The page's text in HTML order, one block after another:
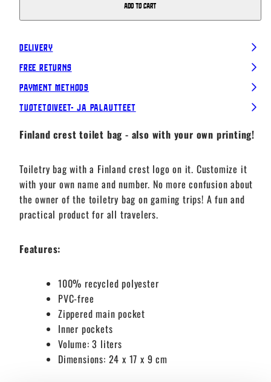
Add to cart
Delivery
Free Returns
Payment Methods
Tuotetoiveet- ja palautteet
Finland crest toilet bag - also with your own printing!
Toiletry bag with a Finland crest logo on it. Customize it
with your own name and number. No more confusion about
the owner of the toiletry bag on gaming trips! A fun and
practical product for all travelers.
Features:
100% recycled polyester
PVC-free
Zippered main pocket
Inner pockets
Volume: 3 liters
Dimensions: 24 x 17 x 9 cm